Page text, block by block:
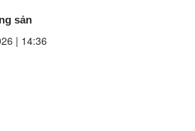
sản
| 14:36